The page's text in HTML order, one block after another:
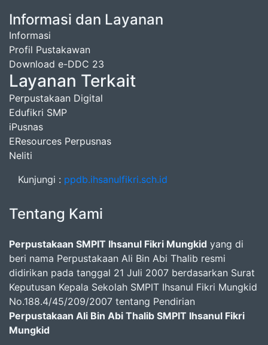
Informasi dan Layanan
Informasi
Profil Pustakawan
Download e-DDC 23
Layanan Terkait
Perpustakaan Digital
Edufikri SMP
iPusnas
EResources Perpusnas
Neliti
Kunjungi : ppdb.ihsanulfikri.sch.id
Tentang Kami
Perpustakaan SMPIT Ihsanul Fikri Mungkid yang di
beri nama Perpustakaan Ali Bin Abi Thalib resmi
didirikan pada tanggal 21 Juli 2007 berdasarkan Surat
Keputusan Kepala Sekolah SMPIT Ihsanul Fikri Mungkid
No.188.4/45/209/2007 tentang Pendirian
Perpustakaan Ali Bin Abi Thalib SMPIT Ihsanul Fikri
Mungkid